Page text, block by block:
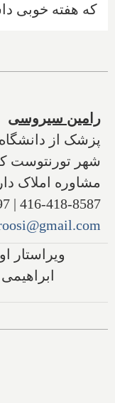
که هفته خوبی
رامین سیروسی
پزشک از
شهر تورنتوست
مشاوره املاک
416-418-8587 | 416-826-9797
ویراستار